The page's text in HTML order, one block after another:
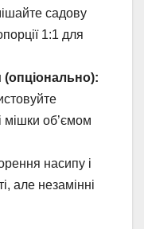
садову
1:1 для
мішки об’ємом
насипу і
але незамінні